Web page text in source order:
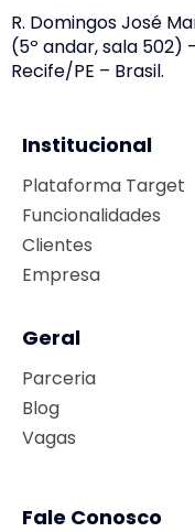
R. Domingos José
(5º andar, sala 502)
Recife/PE – Brasil.
Institucional
Plataforma Target
Funcionalidades
Clientes
Empresa
Geral
Parceria
Blog
Vagas
Fale Conosco